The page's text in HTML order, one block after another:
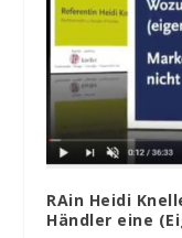
RAin Heidi
Händler eine